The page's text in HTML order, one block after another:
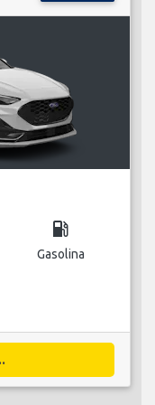
local_gas_station
Gasolina